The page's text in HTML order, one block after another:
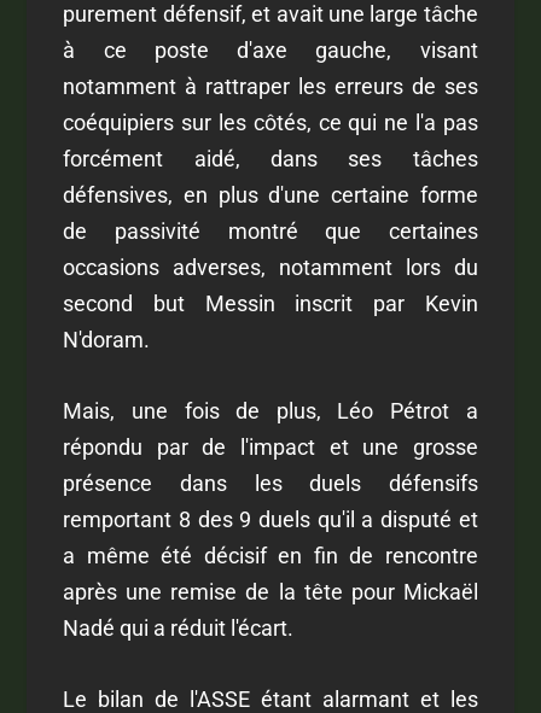
purement défensif, et avait une large tâche
à ce poste d'axe gauche, visant
notamment à rattraper les erreurs de ses
coéquipiers sur les côtés, ce qui ne l'a pas
forcément aidé, dans ses tâches
défensives, en plus d'une certaine forme
de passivité montré que certaines
occasions adverses, notamment lors du
second but Messin inscrit par Kevin
N'doram.
Mais, une fois de plus, Léo Pétrot a
répondu par de l'impact et une grosse
présence dans les duels défensifs
remportant 8 des 9 duels qu'il a disputé et
a même été décisif en fin de rencontre
après une remise de la tête pour Mickaël
Nadé qui a réduit l'écart.
Le bilan de l'ASSE étant alarmant et les